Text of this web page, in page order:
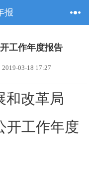
报
工作年度报告
03-18 17:27
和改革局
开工作年度